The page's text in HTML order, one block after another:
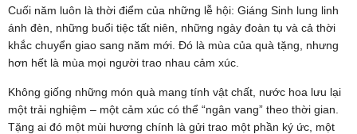
Cuối năm luôn là thời điểm của những lễ hội: Giáng Sinh lung linh
ánh đèn, những buổi tiệc tất niên, những ngày đoàn tụ và cả thời
khắc chuyển giao sang năm mới. Đó là mùa của quà tặng, nhưng
hơn hết là mùa mọi người trao nhau cảm xúc.
Không giống những món quà mang tính vật chất, nước hoa lưu lại
một trải nghiệm – một cảm xúc có thể “ngân vang” theo thời gian.
Tặng ai đó một mùi hương chính là gửi trao một phần ký ức, một